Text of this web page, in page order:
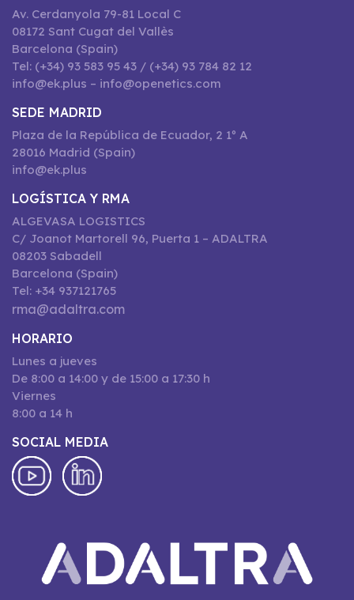
Av. Cerdanyola 79-81 Local C
08172 Sant Cugat del Vallès
Barcelona (Spain)
Tel: (+34) 93 583 95 43 / (+34) 93 784 82 12
info@ek.plus – info@openetics.com
SEDE MADRID
Plaza de la República de Ecuador, 2 1º A
28016 Madrid (Spain)
info@ek.plus
LOGÍSTICA Y RMA
ALGEVASA LOGISTICS
C/ Joanot Martorell 96, Puerta 1 – ADALTRA
08203 Sabadell
Barcelona (Spain)
Tel: +34 937121765
rma@adaltra.com
HORARIO
Lunes a jueves
De 8:00 a 14:00 y de 15:00 a 17:30 h
Viernes
8:00 a 14 h
SOCIAL MEDIA